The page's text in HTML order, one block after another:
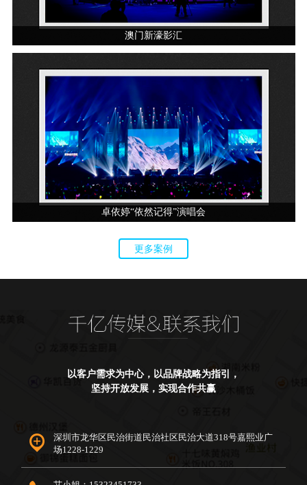
澳门新濠影汇
卓依婷“依然记得”演唱会
更多案例
以客户需求为中心，以品牌战略为指引，
坚持开放发展，实现合作共赢
深圳市龙华区民治街道民治社区民治大道318号嘉熙业广
场1228-1229